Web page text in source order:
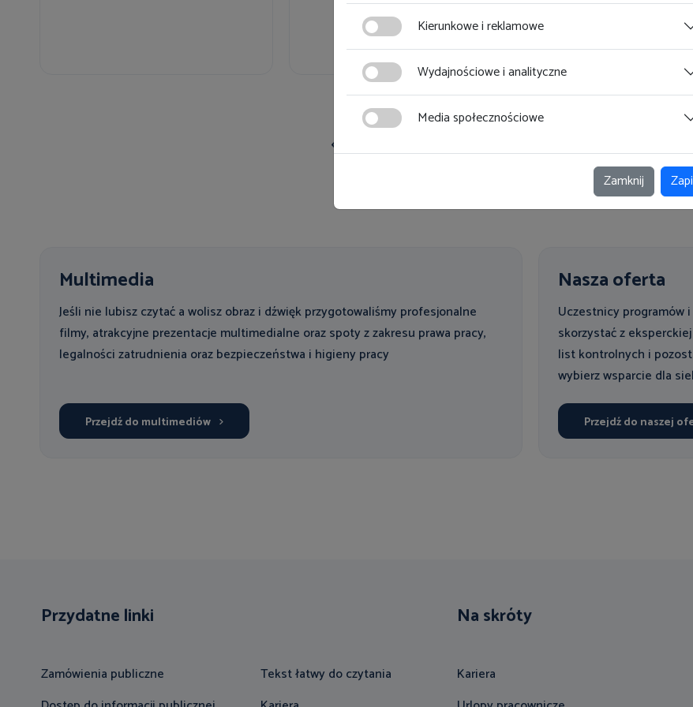
5 6 7 8 9 10 11 12 13 14
Multimedia
Jeśli nie lubisz czytać a wolisz obraz i dźwięk przygotowaliśmy profesjonalne
filmy, atrakcyjne prezentacje multimedialne oraz spoty z zakresu prawa pracy,
legalności zatrudnienia oraz bezpieczeństwa i higieny pracy
Przejdź do multimediów
Nasza oferta
Uczestnicy programów
skorzystać z
list kontrolnych i
wybierz wsparcie dla
Przejdź do naszej
Przydatne linki
Zamówienia publiczne
Tekst łatwy do czytania
Na skróty
Kariera
Kierunkowe i reklamowe
Wydajnościowe i analityczne
Media społecznościowe
Zamknij